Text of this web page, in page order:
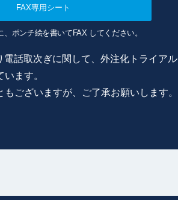
FAX専用シート
、ポンチ絵を書いてFAX してください。
話取次ぎに関して、外注化トライアル
ます。
ございますが、ご了承お願いします。